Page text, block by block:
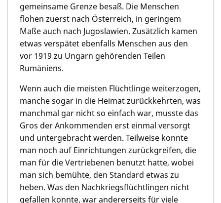
gemeinsame Grenze besaß. Die Menschen
flohen zuerst nach Österreich, in geringem
Maße auch nach Jugoslawien. Zusätzlich kamen
etwas verspätet ebenfalls Menschen aus den
vor 1919 zu Ungarn gehörenden Teilen
Rumäniens.
Wenn auch die meisten Flüchtlinge weiterzogen,
manche sogar in die Heimat zurückkehrten, was
manchmal gar nicht so einfach war, musste das
Gros der Ankommenden erst einmal versorgt
und untergebracht werden. Teilweise konnte
man noch auf Einrichtungen zurückgreifen, die
man für die Vertriebenen benutzt hatte, wobei
man sich bemühte, den Standard etwas zu
heben. Was den Nachkriegsflüchtlingen nicht
gefallen konnte, war andererseits für viele